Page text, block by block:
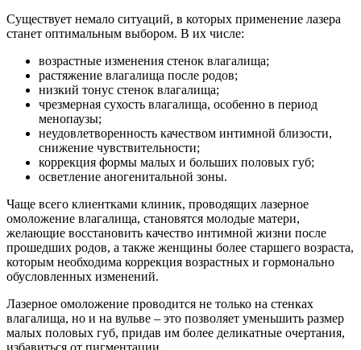
Существует немало ситуаций, в которых применение лазера
станет оптимальным выбором. В их числе:
возрастные изменения стенок влагалища;
растяжение влагалища после родов;
низкий тонус стенок влагалища;
чрезмерная сухость влагалища, особенно в период
менопаузы;
неудовлетворенность качеством интимной близости,
снижение чувствительности;
коррекция формы малых и больших половых губ;
осветление аногенитальной зоны.
Чаще всего клиентками клиник, проводящих лазерное
омоложение влагалища, становятся молодые матери,
желающие восстановить качество интимной жизни после
прошедших родов, а также женщины более старшего возраста,
которым необходима коррекция возрастных и гормонально
обусловленных изменений.
Лазерное омоложение проводится не только на стенках
влагалища, но и на вульве – это поз­воляет уменьшить размер
малых половых губ, придав им более деликатные очертания,